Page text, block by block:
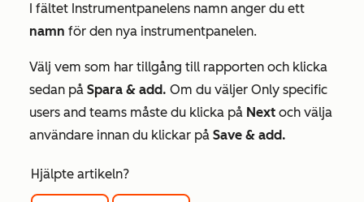
I fältet Instrumentpanelens namn anger du ett
namn för den nya instrumentpanelen.
Välj vem som har tillgång till rapporten och klicka
sedan på Spara & add. Om du väljer Only specific
users and teams måste du klicka på Next och välja
användare innan du klickar på Save & add.
Hjälpte artikeln?